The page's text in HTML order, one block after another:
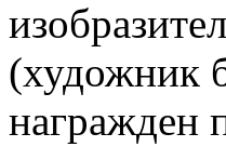
(художник
награжден